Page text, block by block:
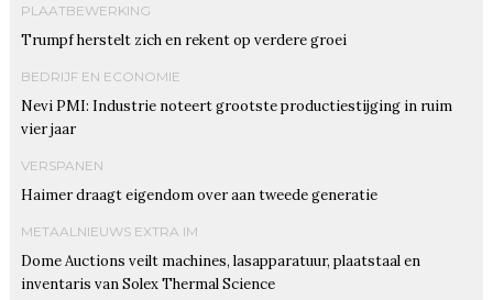
PLAATBEWERKING
Trumpf herstelt zich en rekent op verdere groei
BEDRIJF EN ECONOMIE
Nevi PMI: Industrie noteert grootste productiestijging in ruim
vier jaar
VERSPANEN
Haimer draagt eigendom over aan tweede generatie
METAALNIEUWS EXTRA IM
Dome Auctions veilt machines, lasapparatuur, plaatstaal en
inventaris van Solex Thermal Science